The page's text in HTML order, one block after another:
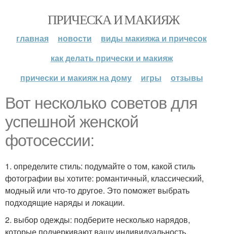
ПРИЧЕСКА И МАКИЯЖ
главная новости
виды макияжа и причесок
как делать прически и макияж
прически и макияж на дому
игры отзывы
Вот несколько советов для
успешной женской
фотосессии:
1. определите стиль: подумайте о том, какой стиль
фотографии вы хотите: романтичный, классический,
модный или что-то другое. Это поможет выбрать
подходящие наряды и локации.
2. выбор одежды: подберите несколько нарядов,